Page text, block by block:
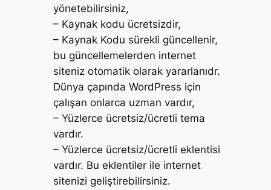
yönetebilirsiniz,
– Kaynak kodu ücretsizdir,
– Kaynak Kodu sürekli güncellenir,
bu güncellemelerden internet
siteniz otomatik olarak yararlanıdr.
Dünya çapında WordPress için
çalışan onlarca uzman vardır,
– Yüzlerce ücretsiz/ücretli tema
vardır.
– Yüzlerce ücretsiz/ücretli eklentisi
vardır. Bu eklentiler ile internet
sitenizi geliştirebilirsiniz.